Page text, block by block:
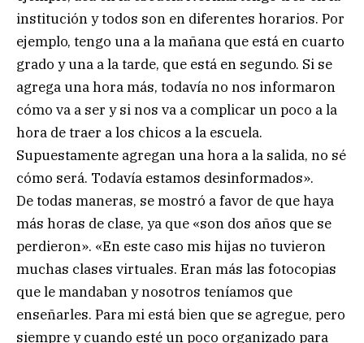
institución y todos son en diferentes horarios. Por
ejemplo, tengo una a la mañana que está en cuarto
grado y una a la tarde, que está en segundo. Si se
agrega una hora más, todavía no nos informaron
cómo va a ser y si nos va a complicar un poco a la
hora de traer a los chicos a la escuela.
Supuestamente agregan una hora a la salida, no sé
cómo será. Todavía estamos desinformados».
De todas maneras, se mostró a favor de que haya
más horas de clase, ya que «son dos años que se
perdieron». «En este caso mis hijas no tuvieron
muchas clases virtuales. Eran más las fotocopias
que le mandaban y nosotros teníamos que
enseñarles. Para mi está bien que se agregue, pero
siempre y cuando esté un poco organizado para